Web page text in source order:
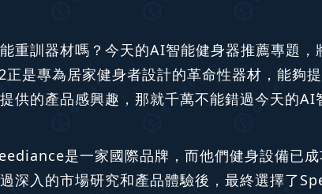
重訓器材嗎？今天的AI智能健身器推薦專題
專為居家健身者設計的革命性器材，能夠提
供的產品感興趣，那就千萬不能錯過今天的
是一家國際品牌，而他們健身設備已成
深入的市場研究和產品體驗後，最終選擇了